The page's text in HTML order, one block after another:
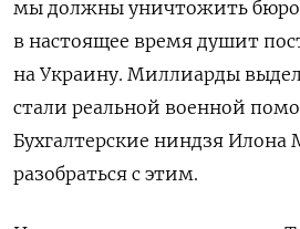
мы должны уничтожить
в настоящее время душит
на Украину. Миллиарды
стали реальной военной
Бухгалтерские ниндзя
разобраться с этим.